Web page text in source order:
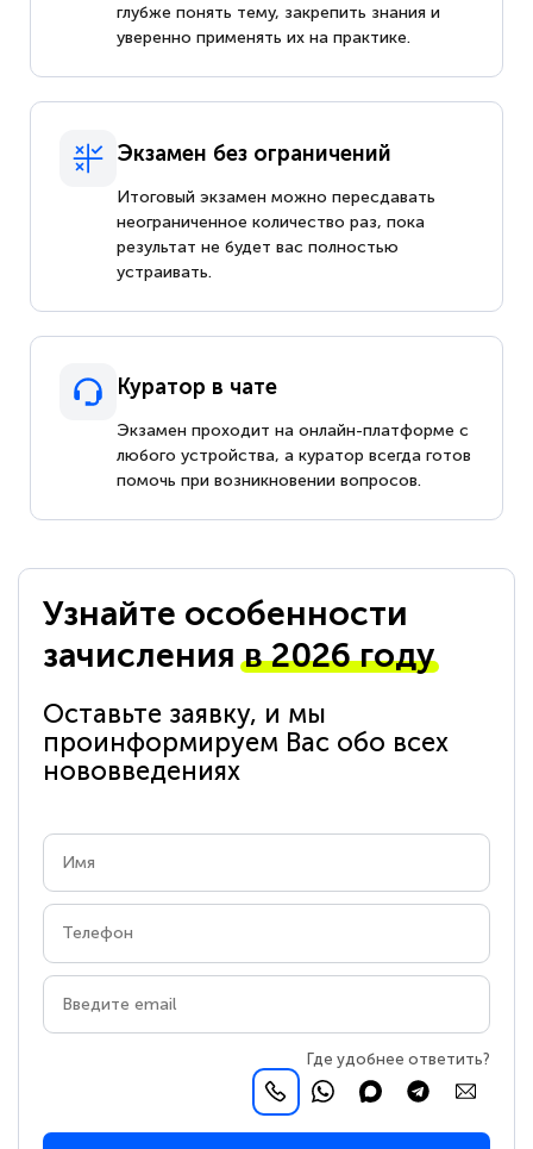
глубже понять тему, закрепить знания и
уверенно применять их на практике.
Экзамен без ограничений
Итоговый экзамен можно пересдавать
неограниченное количество раз, пока
результат не будет вас полностью
устраивать.
Куратор в чате
Экзамен проходит на онлайн-платформе с
любого устройства, а куратор всегда готов
помочь при возникновении вопросов.
Узнайте особенности
зачисленияв 2026 году
Оставьте заявку, и мы
проинформируем Вас обо всех
нововведениях
Где удобнее ответить?